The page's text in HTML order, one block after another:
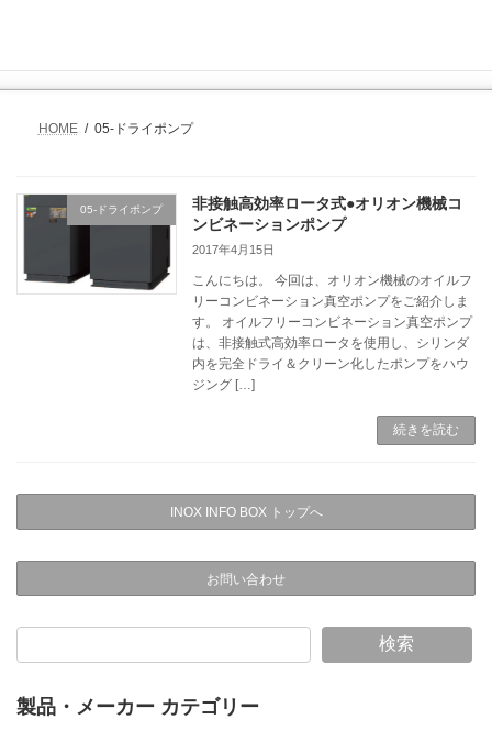
ン
ツ
ー
シ
HOME 05-ドライポンプ
05-ドライポンプ
非接触高効率ロータ式●オリオン機械コ
ンビネーションポンプ
2017年4月15日
こんにちは。 今回は、オリオン機械のオイルフ
リーコンビネーション真空ポンプをご紹介しま
す。 オイルフリーコンビネーション真空ポンプ
は、非接触式高効率ロータを使用し、シリンダ
内を完全ドライ＆クリーン化したポンプをハウ
ジング […]
続きを読む
INOX INFO BOX トップへ
お問い合わせ
検索
製品・メーカー カテゴリー